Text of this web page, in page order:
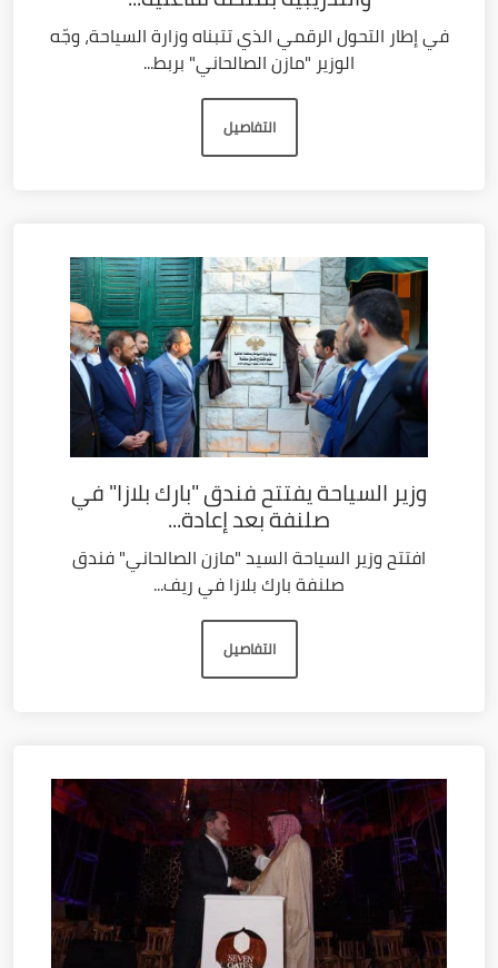
في إطار التحول الرقمي الذي تتبناه وزارة السياحة، وجّه
الوزير "مازن الصالحاني" بربط...
التفاصيل
وزير السياحة يفتتح فندق "بارك بلازا" في
صلنفة بعد إعادة...
افتتح وزير السياحة السيد "مازن الصالحاني" فندق
صلنفة بارك بلازا في ريف...
التفاصيل